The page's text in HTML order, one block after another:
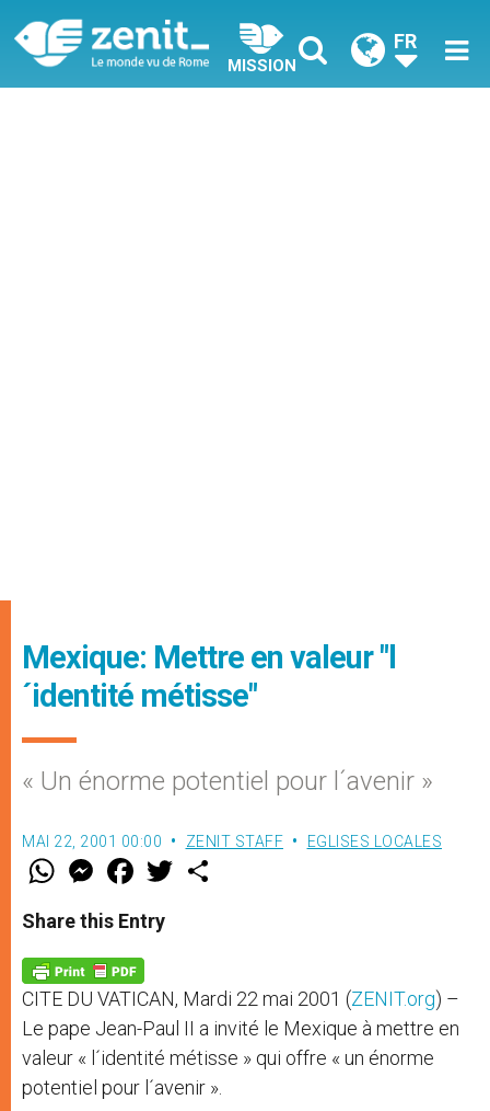
MISSION
FR
Mexique: Mettre en valeur "l
´identité métisse"
« Un énorme potentiel pour l´avenir »
MAI 22, 2001 00:00 ZENIT STAFF EGLISES LOCALES
W
t
s
p
p
M
e
s
e
g
e
r
F
a
e
b
o
k
w
Share this Entry
CITE DU VATICAN, Mardi 22 mai 2001 (ZENIT.org) –
Le pape Jean-Paul II a invité le Mexique à mettre en
valeur « l´identité métisse » qui offre « un énorme
potentiel pour l´avenir ».